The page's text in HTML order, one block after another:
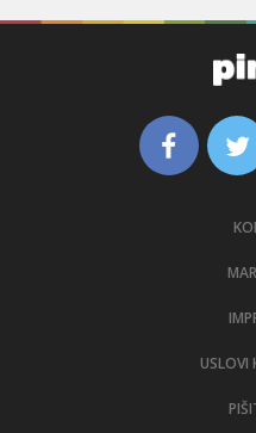
USLOVI